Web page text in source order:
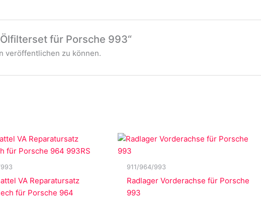
für Porsche 993“
veröffentlichen zu können.
VA Reparatursatz
für Porsche 964
911/964/993
Radlager Vorderachse für Porsche
993